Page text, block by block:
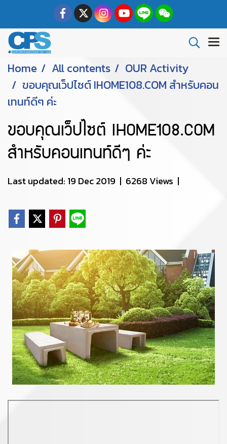
Home All contents
OUR Activity
ขอบคุณเว็ปไซต์ IHOME108.COM สำหรับคอน
เทนท์ดีๆ ค่ะ
ขอบคุณเว็ปไซต์ IHOME108.COM
สำหรับคอนเทนท์ดีๆ ค่ะ
Last updated: 19 Dec 2019 | 6268 Views |